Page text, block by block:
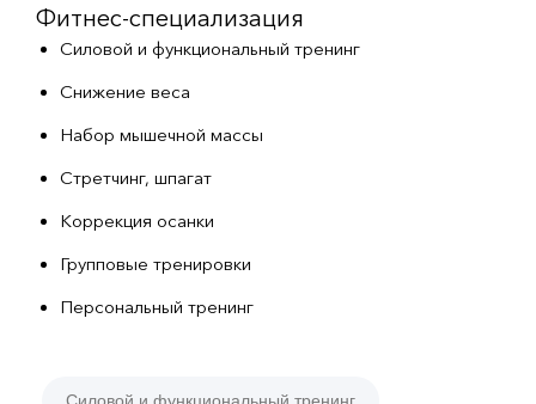
Фитнес-специализация
Силовой и функциональный тренинг
Снижение веса
Набор мышечной массы
Стретчинг, шпагат
Коррекция осанки
Групповые тренировки
Персональный тренинг
Силовой и функциональный тренинг